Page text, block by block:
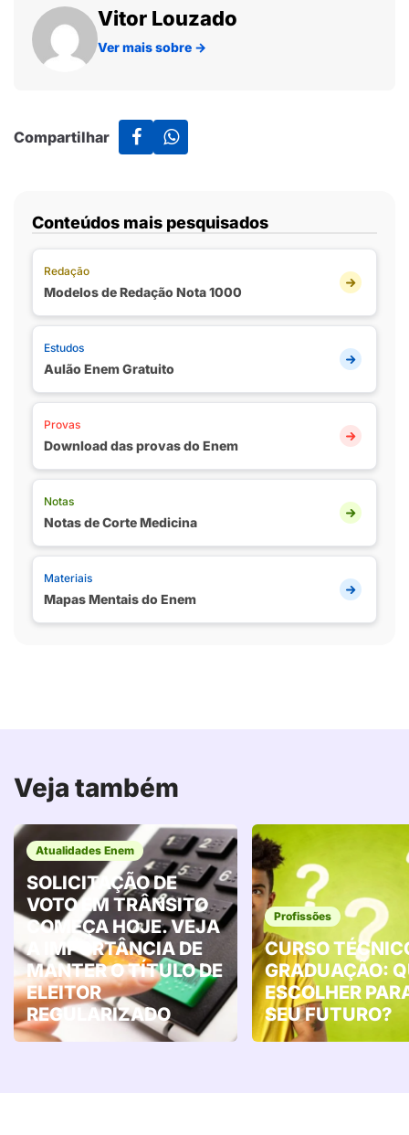
Vitor Louzado
Ver mais sobre →
Compartilhar
Conteúdos mais pesquisados
Redação
Modelos de Redação Nota 1000
Estudos
Aulão Enem Gratuito
Provas
Download das provas do Enem
Notas
Notas de Corte Medicina
Materiais
Mapas Mentais do Enem
Veja também
Atualidades Enem
SOLICITAÇÃO DE
VOTO EM TRÂNSITO
COMEÇA HOJE. VEJA
A IMPORTÂNCIA DE
MANTER O TÍTULO DE
ELEITOR
REGULARIZADO
Profissões
CURSO
GRADUAÇÃO:
ESCOLHER
SEU FUTURO?